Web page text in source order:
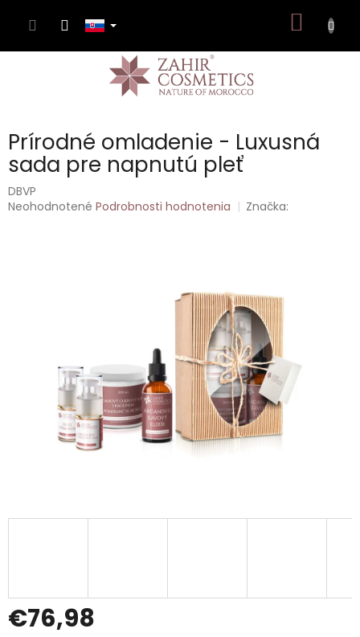
KOŠÍK
Prírodné omladenie - Luxusná
sada pre napnutú pleť
DBVP
Priemerné
Neohodnotené Podrobnosti hodnotenia Značka:
€76,98